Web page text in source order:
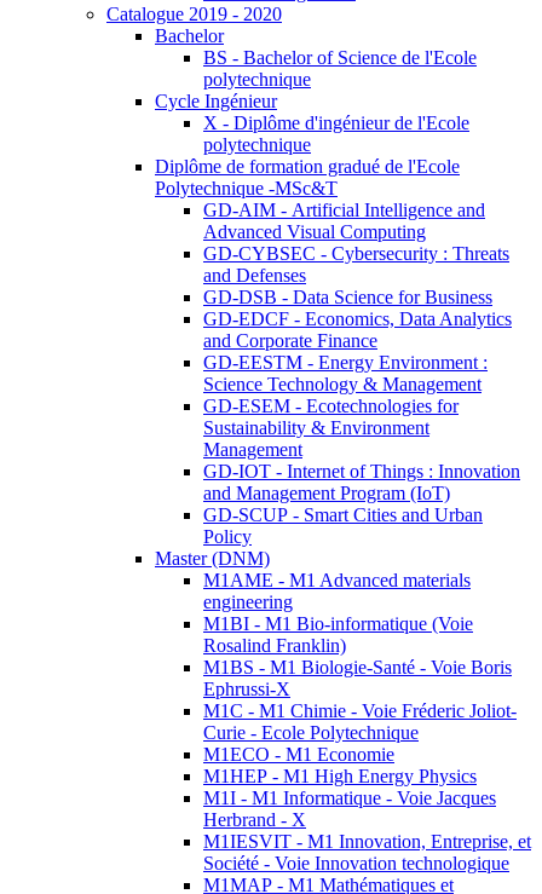
Catalogue 2019 - 2020
Bachelor
BS - Bachelor of Science de l'Ecole
polytechnique
Cycle Ingénieur
X - Diplôme d'ingénieur de l'Ecole
polytechnique
Diplôme de formation gradué de l'Ecole
Polytechnique -MSc&T
GD-AIM - Artificial Intelligence and
Advanced Visual Computing
GD-CYBSEC - Cybersecurity : Threats
and Defenses
GD-DSB - Data Science for Business
GD-EDCF - Economics, Data Analytics
and Corporate Finance
GD-EESTM - Energy Environment :
Science Technology & Management
GD-ESEM - Ecotechnologies for
Sustainability & Environment
Management
GD-IOT - Internet of Things : Innovation
and Management Program (IoT)
GD-SCUP - Smart Cities and Urban
Policy
Master (DNM)
M1AME - M1 Advanced materials
engineering
M1BI - M1 Bio-informatique (Voie
Rosalind Franklin)
M1BS - M1 Biologie-Santé - Voie Boris
Ephrussi-X
M1C - M1 Chimie - Voie Fréderic Joliot-
Curie - Ecole Polytechnique
M1ECO - M1 Economie
M1HEP - M1 High Energy Physics
M1I - M1 Informatique - Voie Jacques
Herbrand - X
M1IESVIT - M1 Innovation, Entreprise, et
Société - Voie Innovation technologique
M1MAP - M1 Mathématiques et